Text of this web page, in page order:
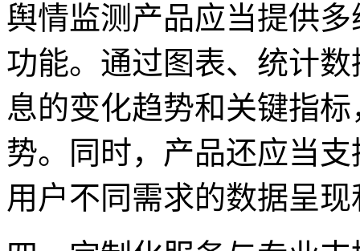
舆情监测产品应当提供
功能。通过图表、统计
息的变化趋势和关键指
势。同时，产品还应当
用户不同需求的数据呈